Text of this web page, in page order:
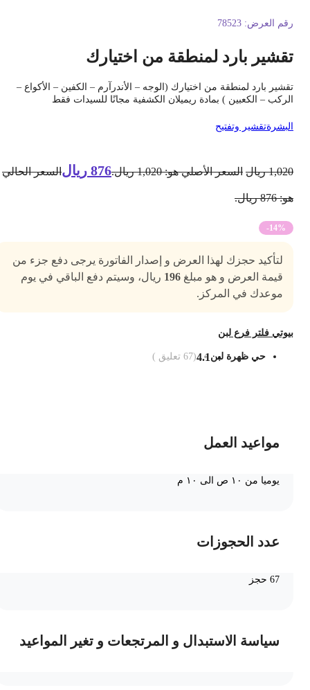
العرض: 78523
بارد لمنطقة من اختيارك
بارد لمنطقة من اختيارك (الوجه – الأندرآرم – الكفين – الأكواع –
– الكعبين ) بمادة ريميلان الكشفية مجانًا للسيدات فقط
تقشير وتفتيح
ريال السعر الأصلي هو: 1,020 ريال. 876 ريال السعر الحالي
-14%
لتأكيد حجزك لهذا العرض و إصدار الفاتورة يرجى دفع جزء من
قيمة العرض و هو مبلغ196 ريال، وسيتم دفع الباقي في يوم
موعدك في المركز.
فلتر فرع لبن
حي ظهرة لبن4.1
(
67تعليق )
مواعيد العمل
يوميا من ١٠ ص الى ١٠ م
عدد الحجوزات
سياسة الاستبدال و المرتجعات و تغير المواعيد